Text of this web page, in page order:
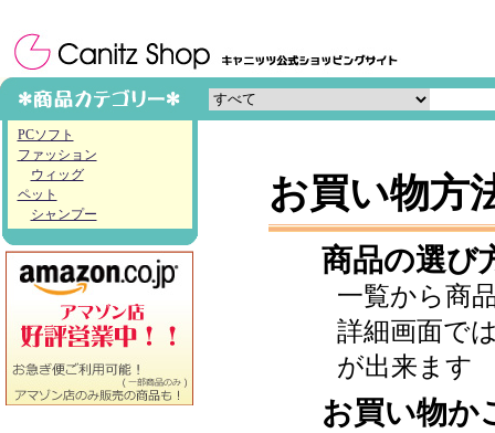
PCソフト
ファッション
ウィッグ
ペット
シャンプー
お買い物方
商品の選び
一覧から商
詳細画面で
が出来ます
お買い物か